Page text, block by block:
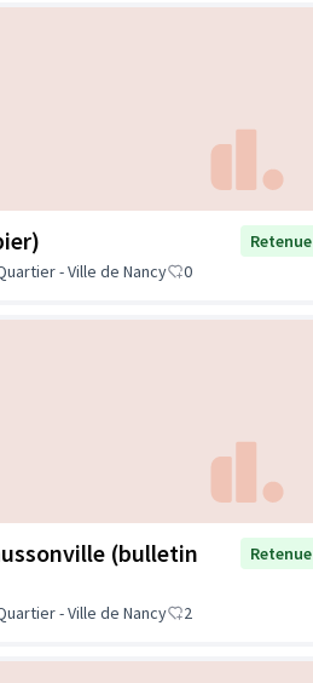
Retenue
- Ville de Nancy
0
(bulletin
Retenue
- Ville de Nancy 2